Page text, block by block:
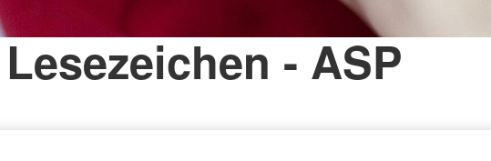
Lesezeichen - ASP